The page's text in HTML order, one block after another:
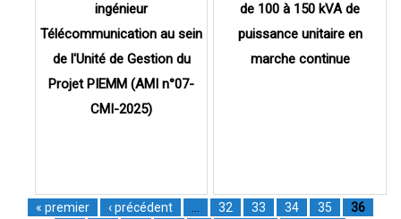
de 100 à 150 kVA de
puissance unitaire en
marche continue
ingénieur
Télécommunication au sein
de l'Unité de Gestion du
Projet PIEMM (AMI n°07-
CMI-2025)
« premier ‹ précédent 32 33 34 35
36